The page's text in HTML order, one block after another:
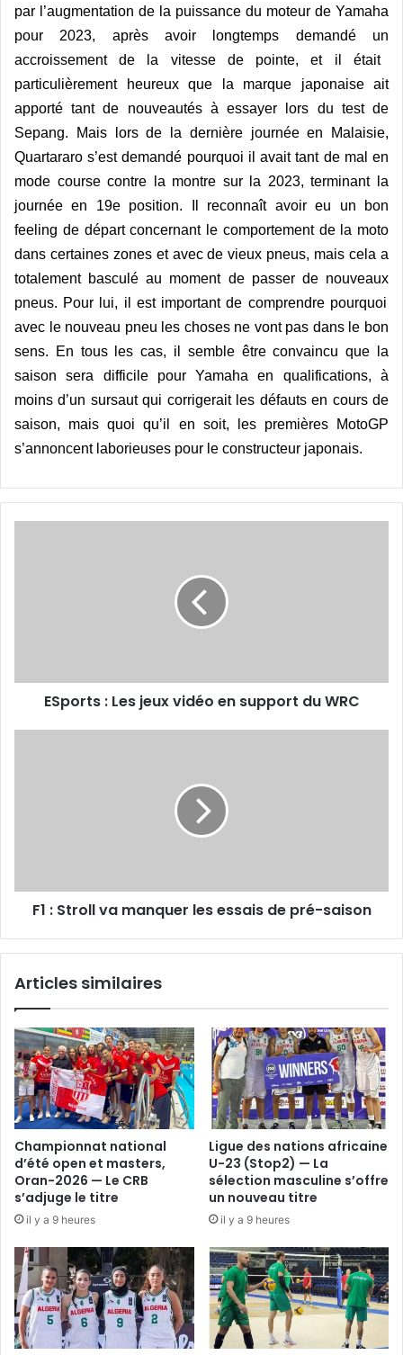
par l’augmentation de la puissance du moteur de Yamaha
pour 2023, après avoir longtemps demandé un
accroissement de la vitesse de pointe, et il était
particulièrement heureux que la marque japonaise ait
apporté tant de nouveautés àessayer lors du test de
Sepang. Mais lors de la dernière journée en Malaisie,
Quartararo s’est demandé pourquoi il avait tant de mal en
mode course contre la montre sur la 2023, terminant la
journée en 19e position. Il reconnaît avoir eu un bon
feeling de départ concernant le comportement de la moto
dans certaines zones et avec de vieux pneus, mais cela a
totalement basculé au moment de passer de nouveaux
pneus. Pour lui, il est important de comprendre pourquoi
avec le nouveau pneu les choses ne vont pas dans le bon
sens. En tous les cas, il semble être convaincu que la
saison sera difficile pour Yamaha en qualifications, à
moins d’un sursaut qui corrigerait les défauts en cours de
saison, mais quoi qu’il en soit, les premières MotoGP
s’annoncent laborieuses pour le constructeur japonais.
WRC
ESports : Les jeux vidéo en support du WRC
pré-
saisonF1 : Stroll va manquer les essais de pré-saison
Articles similaires
Championnat national
d’été open et masters,
Oran-2026 — Le CRB
s’adjuge le titre
il y a 9 heures
Ligue des nations africaine
U-23 (Stop2) — La
sélection masculine s’offre
un nouveau titre
il y a 9 heures